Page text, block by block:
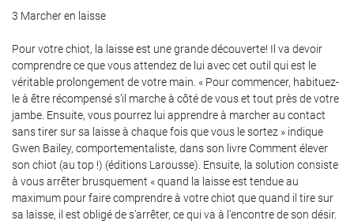
3 Marcher en laisse
Pour votre chiot, la laisse est une grande découverte! Il va devoir
comprendre ce que vous attendez de lui avec cet outil qui est le
véritable prolongement de votre main. « Pour commencer, habituez-
le à être récompensé s’il marche à côté de vous et tout près de votre
jambe. Ensuite, vous pourrez lui apprendre à marcher au contact
sans tirer sur sa laisse à chaque fois que vous le sortez » indique
Gwen Bailey, comportementaliste, dans son livre Comment élever
son chiot (au top !) (éditions Larousse). Ensuite, la solution consiste
à vous arrêter brusquement « quand la laisse est tendue au
maximum pour faire comprendre à votre chiot que quand il tire sur
sa laisse, il est obligé de s’arrêter, ce qui va à l’encontre de son désir.